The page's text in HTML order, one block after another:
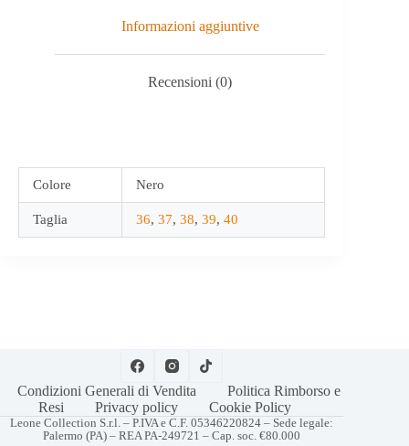
Informazioni aggiuntive
Recensioni (0)
Colore Nero
Taglia 36, 37, 38, 39, 40
Condizioni Generali di Vendita
Politica Rimborso e
Resi
Privacy policy Cookie Policy
Leone Collection S.r.l. – P.IVA e C.F. 05346220824 – Sede legale:
Palermo (PA) – REA PA-249721 – Cap. soc. €80.000